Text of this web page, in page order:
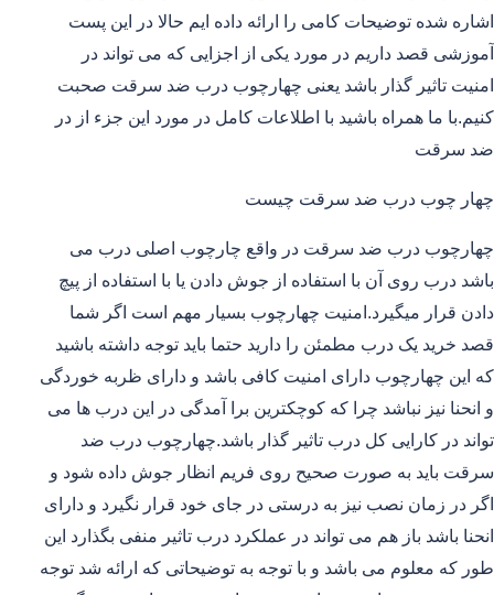
اشاره شده توضیحات کامی را ارائه داده ایم حالا در این پست
آموزشی قصد داریم در مورد یکی از اجزایی که می تواند در
امنیت تاثیر گذار باشد یعنی چهارچوب درب ضد سرقت صحبت
کنیم.با ما همراه باشید با اطلاعات کامل در مورد این جزء از در
ضد سرقت
چهار چوب درب ضد سرقت چیست
چهارچوب درب ضد سرقت در واقع چارچوب اصلی درب می
باشد درب روی آن با استفاده از جوش دادن یا با استفاده از پیچ
دادن قرار میگیرد.امنیت چهارچوب بسیار مهم است اگر شما
قصد خرید یک درب مطمئن را دارید حتما باید توجه داشته باشید
که این چهارچوب دارای امنیت کافی باشد و دارای ظربه خوردگی
و انحنا نیز نباشد چرا که کوچکترین برا آمدگی در این درب ها می
تواند در کارایی کل درب تاثیر گذار باشد.چهارچوب درب ضد
سرقت باید به صورت صحیح روی فریم انظار جوش داده شود و
اگر در زمان نصب نیز به درستی در جای خود قرار نگیرد و دارای
انحنا باشد باز هم می تواند در عملکرد درب تاثیر منفی بگذارد این
طور که معلوم می باشد و با توجه به توضیحاتی که ارائه شد توجه